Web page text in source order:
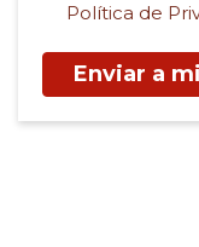
Política de
Enviar a